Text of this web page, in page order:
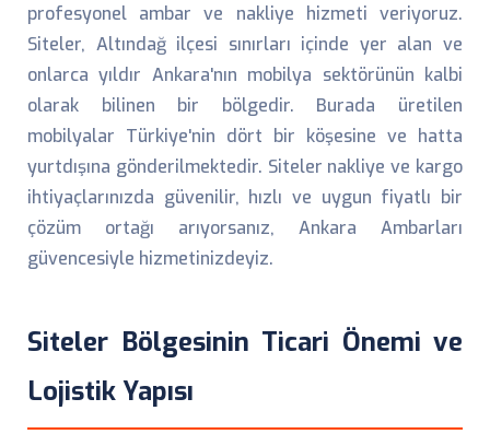
profesyonel ambar ve nakliye hizmeti veriyoruz.
Siteler, Altındağ ilçesi sınırları içinde yer alan ve
onlarca yıldır Ankara'nın mobilya sektörünün kalbi
olarak bilinen bir bölgedir. Burada üretilen
mobilyalar Türkiye'nin dört bir köşesine ve hatta
yurtdışına gönderilmektedir. Siteler nakliye ve kargo
ihtiyaçlarınızda güvenilir, hızlı ve uygun fiyatlı bir
çözüm ortağı arıyorsanız, Ankara Ambarları
güvencesiyle hizmetinizdeyiz.
Siteler Bölgesinin Ticari Önemi ve
Lojistik Yapısı